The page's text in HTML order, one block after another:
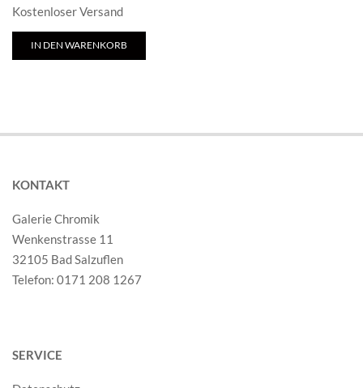
Kostenloser Versand
IN DEN WARENKORB
KONTAKT
Galerie Chromik
Wenkenstrasse 11
32105 Bad Salzuflen
Telefon: 0171 208 1267
SERVICE